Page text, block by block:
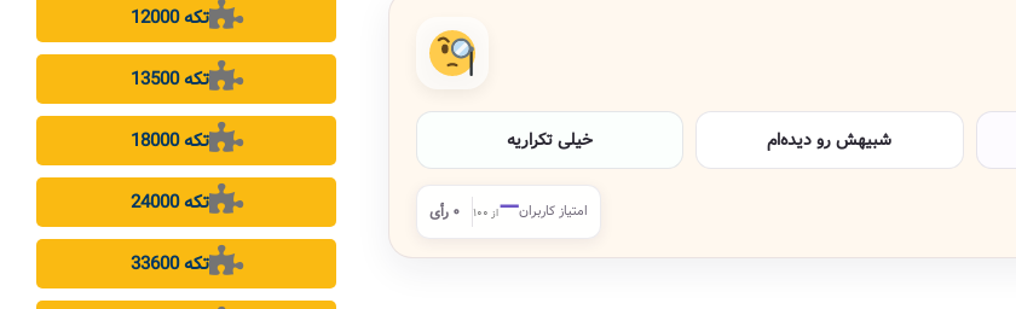
شبیهش رو دیده‌ام خیلی تکراریه
امتیاز کاربران—از ۱۰۰ ۰ رأی
12000 تکه
13500 تکه
18000 تکه
24000 تکه
33600 تکه